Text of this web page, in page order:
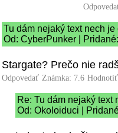
Tu dám nejaký text nech
Od: CyberPunker |
Stargate? Prečo nie
Odpovedať Známka: 7.6
Re: Tu dám nejaký
Od: Okoloiduci |